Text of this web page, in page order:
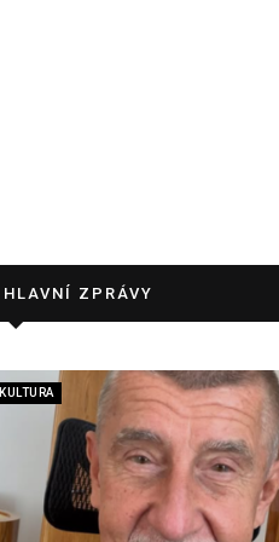
HLAVNÍ ZPRÁVY
KULTURA